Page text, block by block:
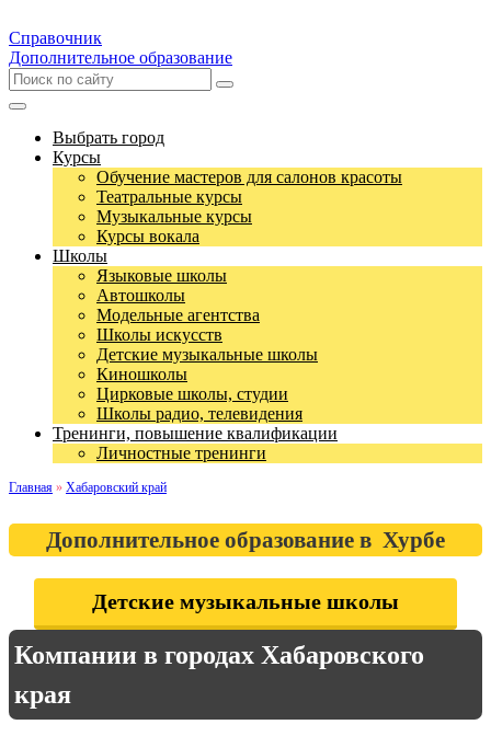
Справочник
Дополнительное образование
Выбрать город
Курсы
Обучение мастеров для салонов красоты
Театральные курсы
Музыкальные курсы
Курсы вокала
Школы
Языковые школы
Автошколы
Модельные агентства
Школы искусств
Детские музыкальные школы
Киношколы
Цирковые школы, студии
Школы радио, телевидения
Тренинги, повышение квалификации
Личностные тренинги
Главная » Хабаровский край
Дополнительное образование в Хурбе
Детские музыкальные школы
Компании в городах Хабаровского
края